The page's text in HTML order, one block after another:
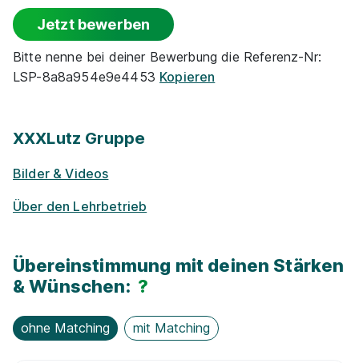
Rabatte
Barriere­frei­heit
Ge­sund­heits­maß­nah­men
E-Lear­ning / On­line-Kur­se
Nachhaltigkeit / Umweltschutz
Jetzt bewerben
Bitte nenne bei deiner Bewerbung die Referenz-Nr:
LSP-8a8a954e9e4453 Kopieren
XXXLutz Gruppe
Bilder & Videos
Über den Lehrbetrieb
Übereinstimmung mit deinen Stärken
& Wünschen: ?
ohne Matching mit Matching